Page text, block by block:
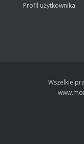
Profil użytkownika
Wszelkie